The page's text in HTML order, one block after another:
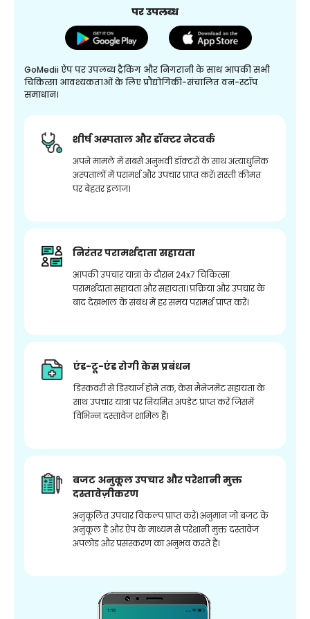
पर उपलब्ध
GoMedii ऐप पर उपलब्ध ट्रैकिंग और निगरानी के साथ आपकी सभी
चिकित्सा आवश्यकताओं के लिए प्रौद्योगिकी-संचालित वन-स्टॉप
समाधान।
शीर्ष अस्पताल और डॉक्टर नेटवर्क
अपने मामले में सबसे अनुभवी डॉक्टरों के साथ अत्याधुनिक
अस्पतालों में परामर्श और उपचार प्राप्त करें। सस्ती कीमत
पर बेहतर इलाज।
निरंतर परामर्शदाता सहायता
आपकी उपचार यात्रा के दौरान 24x7 चिकित्सा
परामर्शदाता सहायता और सहायता। प्रक्रिया और उपचार के
बाद देखभाल के संबंध में हर समय परामर्श प्राप्त करें।
एंड-टू-एंड रोगी केस प्रबंधन
डिस्कवरी से डिस्चार्ज होने तक, केस मैनेजमेंट सहायता के
साथ उपचार यात्रा पर नियमित अपडेट प्राप्त करें जिसमें
विभिन्न दस्तावेज शामिल हैं।
बजट अनुकूल उपचार और परेशानी मुक्त
दस्तावेज़ीकरण
अनुकूलित उपचार विकल्प प्राप्त करें। अनुमान जो बजट के
अनुकूल हैं और ऐप के माध्यम से परेशानी मुक्त दस्तावेज
अपलोड और प्रसंस्करण का अनुभव करते हैं।